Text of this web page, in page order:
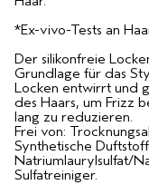
*Ex-vivo-Tests an
Der silikonfreie
Grundlage für das
Locken entwirrt und
des Haars, um Frizz
lang zu reduzieren.
Frei von:
Synthetische
Natriumlaurylsulfat/
Sulfatreiniger.